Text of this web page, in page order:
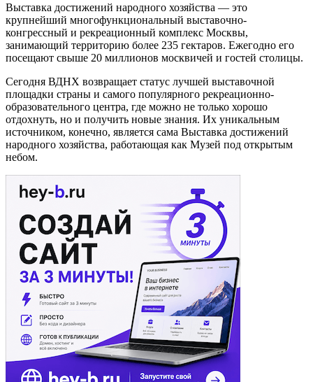
Выставка достижений народного хозяйства — это
крупнейший многофункциональный выставочно-
конгрессный и рекреационный комплекс Москвы,
занимающий территорию более 235 гектаров. Ежегодно его
посещают свыше 20 миллионов москвичей и гостей столицы.
Сегодня ВДНХ возвращает статус лучшей выставочной
площадки страны и самого популярного рекреационно-
образовательного центра, где можно не только хорошо
отдохнуть, но и получить новые знания. Их уникальным
источником, конечно, является сама Выставка достижений
народного хозяйства, работающая как Музей под открытым
небом.